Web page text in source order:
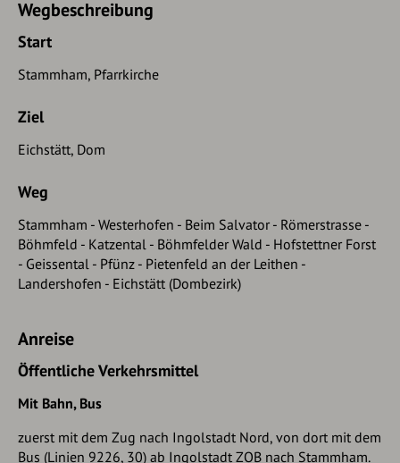
Wegbeschreibung
Start
Stammham, Pfarrkirche
Ziel
Eichstätt, Dom
Weg
Stammham - Westerhofen - Beim Salvator - Römerstrasse -
Böhmfeld - Katzental - Böhmfelder Wald - Hofstettner Forst
- Geissental - Pfünz - Pietenfeld an der Leithen -
Landershofen - Eichstätt (Dombezirk)
Anreise
Öffentliche Verkehrsmittel
Mit Bahn, Bus
zuerst mit dem Zug nach Ingolstadt Nord, von dort mit dem
Bus (Linien 9226, 30) ab Ingolstadt ZOB nach Stammham.